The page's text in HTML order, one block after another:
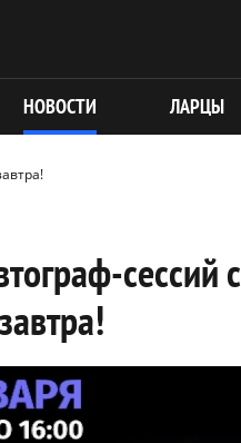
НОВОСТИ ЛАРЦЫ
сессий с